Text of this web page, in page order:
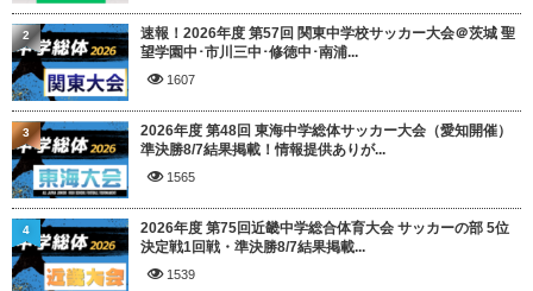
速報！2026年度 第57回 関東中学校サッカー大会＠茨城 聖
望学園中･市川三中･修徳中･南浦...
1607
2
2026年度 第48回 東海中学総体サッカー大会（愛知開催）
準決勝8/7結果掲載！情報提供ありが...
1565
3
2026年度 第75回近畿中学総合体育大会 サッカーの部 5位
決定戦1回戦・準決勝8/7結果掲載...
1539
4